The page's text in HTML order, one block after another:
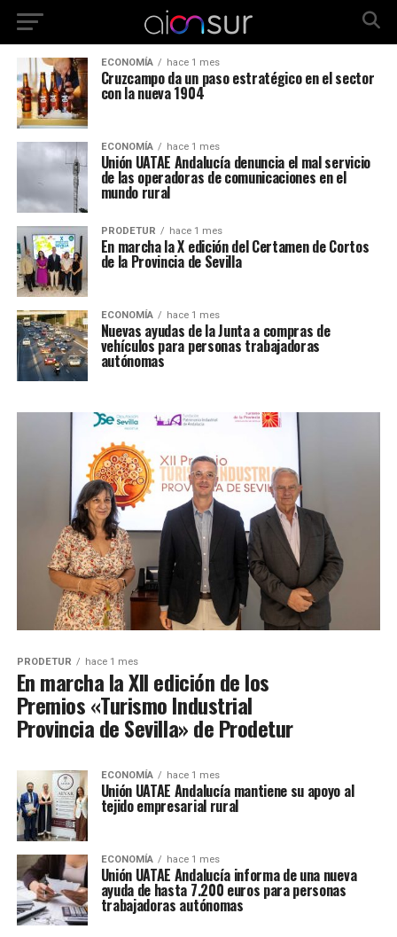
ECONOMÍA hace 1 mes
Cruzcampo da un paso estratégico en el sector
con la nueva 1904
ECONOMÍA hace 1 mes
Unión UATAE Andalucía denuncia el mal servicio
de las operadoras de comunicaciones en el
mundo rural
PRODETUR hace 1 mes
En marcha la X edición del Certamen de Cortos
de la Provincia de Sevilla
ECONOMÍA hace 1 mes
Nuevas ayudas de la Junta a compras de
vehículos para personas trabajadoras
autónomas
PRODETUR hace 1 mes
En marcha la XII edición de los
Premios «Turismo Industrial
Provincia de Sevilla» de Prodetur
ECONOMÍA hace 1 mes
Unión UATAE Andalucía mantiene su apoyo al
tejido empresarial rural
ECONOMÍA hace 1 mes
Unión UATAE Andalucía informa de una nueva
ayuda de hasta 7.200 euros para personas
trabajadoras autónomas